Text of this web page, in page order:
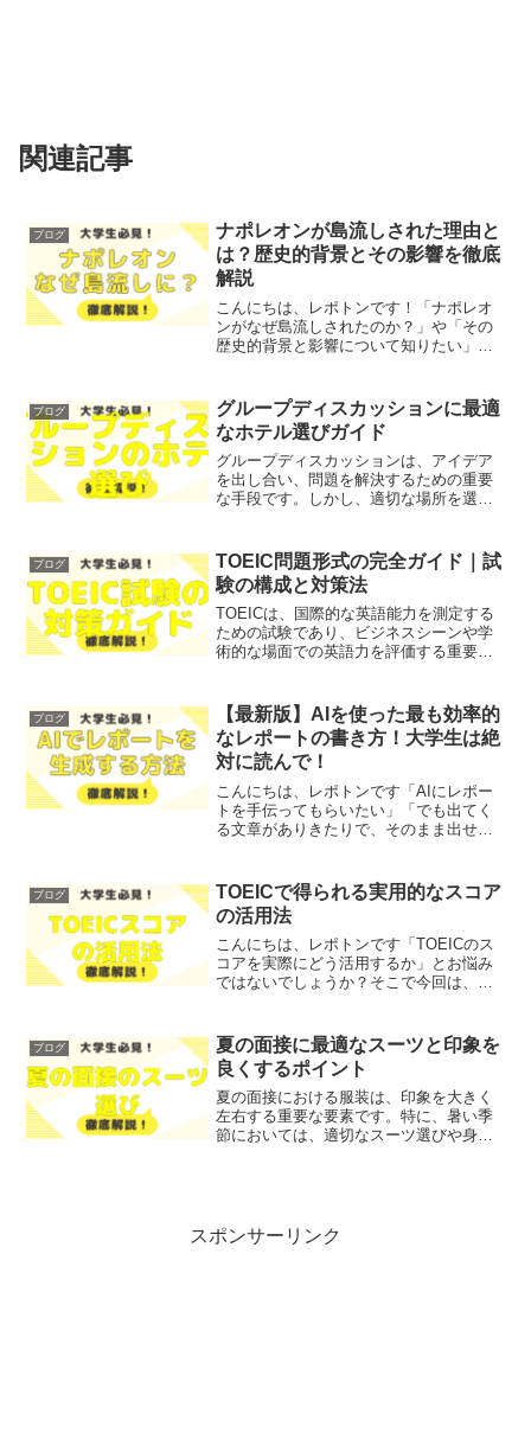
関連記事
ブログ
ナポレオンが島流しされた理由と
は？歴史的背景とその影響を徹底
解説
こんにちは、レポトンです！「ナポレオ
ンがなぜ島流しされたのか？」や「その
歴史的背景と影響について知りたい」と
歴史的背景、そしてその影響について、
徹底解説します！レポトン...
ブログ
グループディスカッションに最適
なホテル選びガイド
グループディスカッションは、アイデア
を出し合い、問題を解決するための重要
な手段です。しかし、適切な場所を選ぶ
際に、不安や悩みを抱えている」とお感
じではないでしょうか？そ...
ブログ
TOEIC問題形式の完全ガイド｜試
験の構成と対策法
TOEICは、国際的な英語能力を測定する
ための試験であり、ビジネスシーンや学
術的な場面での英語力を評価する重要な
知りたい」とお悩みではないでしょう
か？そこで今回は、TOE...
ブログ
【最新版】AIを使った最も効率的
なレポートの書き方！大学生は絶
対に読んで！
こんにちは、レポトンです「AIにレポー
トを手伝ってもらいたい」「でも出てく
る文章がありきたりで、そのまま出せな
のではないでしょうか？今回の記事で
は、AIを使ってレポート...
ブログ
TOEICで得られる実用的なスコア
の活用法
こんにちは、レポトンです「TOEICのス
コアを実際にどう活用するか」とお悩み
ではないでしょうか？そこで今回は、
ンこの記事は次のような人におすすめ！
TOEICのスコア...
ブログ
夏の面接に最適なスーツと印象を
良くするポイント
夏の面接における服装は、印象を大きく
左右する重要な要素です。特に、暑い季
節においては、適切なスーツ選びや身だ
スポンサーリンク